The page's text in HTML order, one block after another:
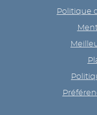
Politique